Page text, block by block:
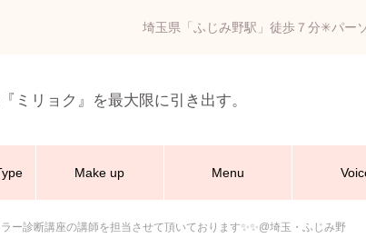
埼玉県「ふじみ野駅」徒歩７分✳︎パー
ミリョク』を最大限に引き出す。
Make up Menu
ー診断講座の講師を担当させて頂いております✨✨@埼玉・ふじみ野